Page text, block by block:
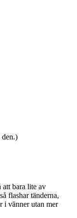
den.)
att bara lite av
flashar tänderna,
i vänner utan mer